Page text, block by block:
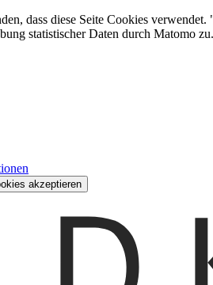
dass diese Seite Cookies
statistischer Daten durch Matomo
akzeptieren